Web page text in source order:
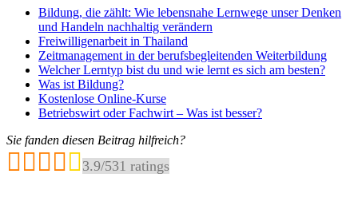
Bildung, die zählt: Wie lebensnahe Lernwege unser Denken
und Handeln nachhaltig verändern
Freiwilligenarbeit in Thailand
Zeitmanagement in der berufsbegleitenden Weiterbildung
Welcher Lerntyp bist du und wie lernt es sich am besten?
Was ist Bildung?
Kostenlose Online-Kurse
Betriebswirt oder Fachwirt – Was ist besser?
Sie fanden diesen Beitrag hilfreich?
3.9/531 ratings